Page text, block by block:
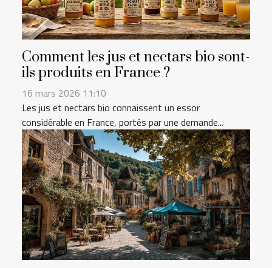
Comment les jus et nectars bio sont-
ils produits en France ?
16 mars 2026 11:10
Les jus et nectars bio connaissent un essor
considérable en France, portés par une demande...